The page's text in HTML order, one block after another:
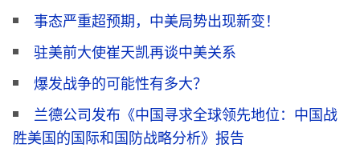
事态严重超预期，中美局势出现新变！
驻美前大使崔天凯再谈中美关系
爆发战争的可能性有多大？
兰德公司发布《中国寻求全球领先地位：中国战
胜美国的国际和国防战略分析》报告